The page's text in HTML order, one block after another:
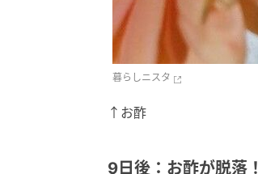
暮らしニスタ
↑お酢
9日後：お酢が脱落！